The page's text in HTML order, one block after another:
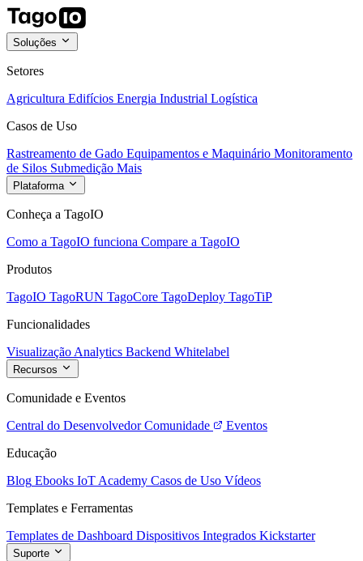
Soluções
Setores
Agricultura Edifícios Energia Industrial Logística
Casos de Uso
Rastreamento de Gado Equipamentos e Maquinário Monitoramento
de Silos Submedição Mais
Plataforma
Conheça a TagoIO
Como a TagoIO funciona Compare a TagoIO
Produtos
TagoIO TagoRUN TagoCore TagoDeploy TagoTiP
Funcionalidades
Visualização Analytics Backend Whitelabel
Recursos
Comunidade e Eventos
Central do Desenvolvedor Comunidade
Eventos
Educação
Blog Ebooks IoT Academy Casos de Uso Vídeos
Templates e Ferramentas
Templates de Dashboard Dispositivos Integrados Kickstarter
Suporte